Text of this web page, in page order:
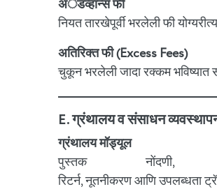
अॅडव्हान्स फी
नियत तारखेपूर्वी भरलेली फी
अतिरिक्त फी (Excess Fees)
चुकून भरलेली जादा रक्कम भविष्यात
E. ग्रंथालय व संसाधन
ग्रंथालय मॉड्यूल
पुस्तक नोंदणी,
रिटर्न, नूतनीकरण आणि उपलब्धता